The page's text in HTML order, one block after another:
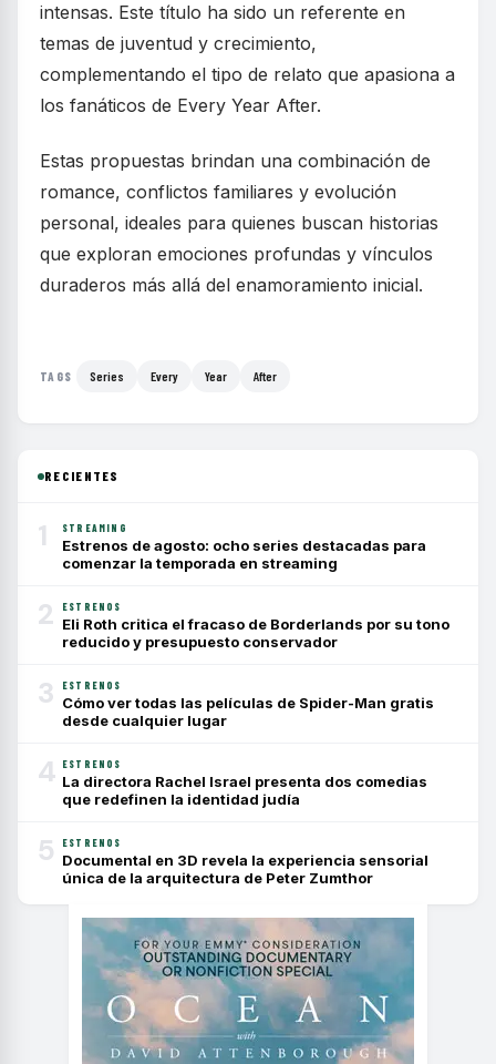
intensas. Este título ha sido un referente en
temas de juventud y crecimiento,
complementando el tipo de relato que apasiona a
los fanáticos de Every Year After.
Estas propuestas brindan una combinación de
romance, conflictos familiares y evolución
personal, ideales para quienes buscan historias
que exploran emociones profundas y vínculos
duraderos más allá del enamoramiento inicial.
TAGS Series Every Year After
RECIENTES
1 STREAMING
Estrenos de agosto: ocho series destacadas para
comenzar la temporada en streaming
2 ESTRENOS
Eli Roth critica el fracaso de Borderlands por su tono
reducido y presupuesto conservador
3 ESTRENOS
Cómo ver todas las películas de Spider-Man gratis
desde cualquier lugar
4 ESTRENOS
La directora Rachel Israel presenta dos comedias
que redefinen la identidad judía
5 ESTRENOS
Documental en 3D revela la experiencia sensorial
única de la arquitectura de Peter Zumthor